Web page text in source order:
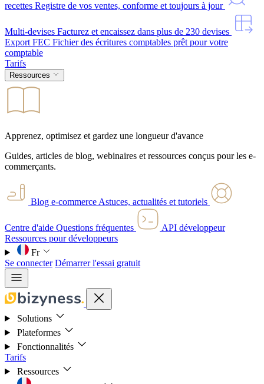
recettes Registre de vos ventes, conforme et toujours à jour
Multi-devises Facturez et encaissez dans plus de 230 devises
Export FEC Fichier des écritures comptables prêt pour votre
comptable
Tarifs
Ressources
Apprenez, optimisez et gardez une longueur d'avance
Guides, articles de blog, webinaires et ressources conçus pour les e-
commerçants.
Blog e-commerce Astuces, actualités et tutoriels
Centre d'aide Questions fréquentes
API développeur
Ressources pour développeurs
Fr
Se connecter Démarrer l'essai gratuit
Solutions
Plateformes
Fonctionnalités
Tarifs
Ressources